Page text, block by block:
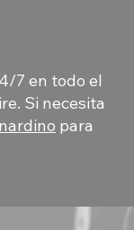
7 en todo el
Si necesita
para